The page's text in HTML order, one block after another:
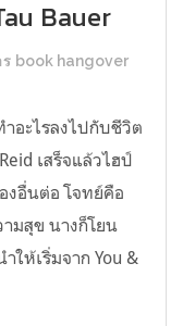
Bauer
book hangover
อะไรลงไปกับชีวิต
เสร็จแล้วไฮป์
งอื่นต่อ โจทย์คือ
ามสุข นางก็โยน
ให้เริ่มจาก You &